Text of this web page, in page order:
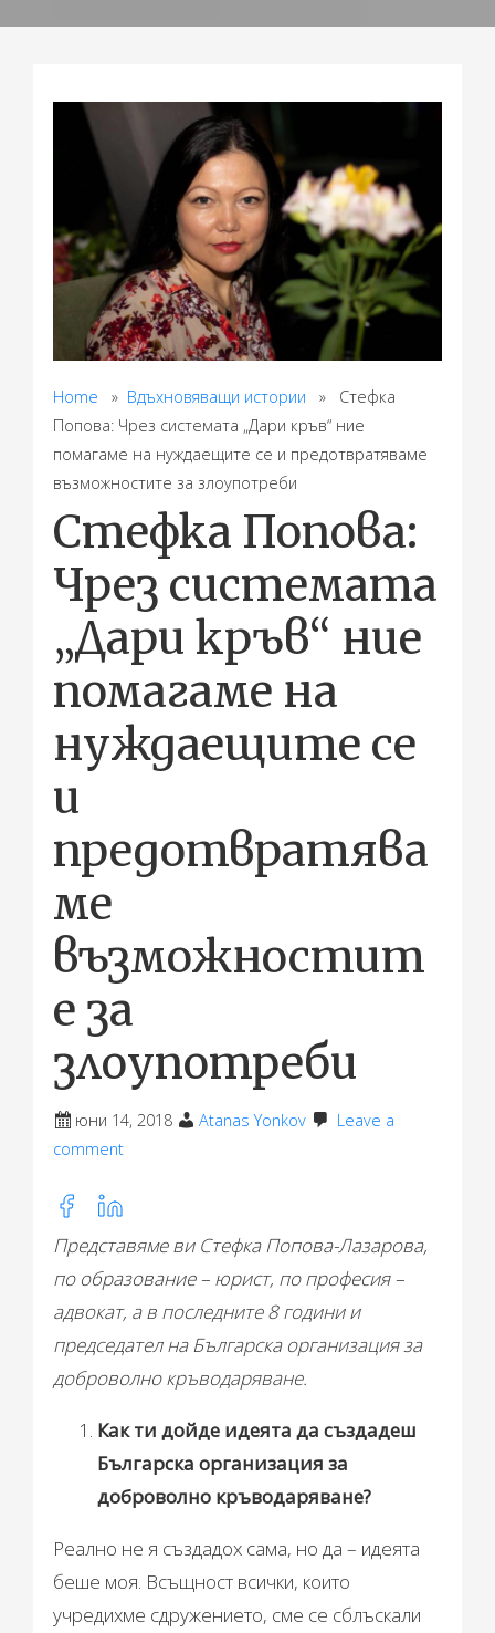
Home » Вдъхновяващи истории » Стефка
Попова: Чрез системата „Дари кръв“ ние
помагаме на нуждаещите се и предотвратяваме
възможностите за злоупотреби
Стефка Попова:
Чрез системата
„Дари кръв“ ние
помагаме на
нуждаещите се
и
предотвратява
ме
възможностит
е за
злоупотреби
юни 14, 2018 Atanas Yonkov
Leave a
comment
Share
this
post
on:
Представяме ви Стефка Попова-Лазарова,
по образование – юрист, по професия –
адвокат, а в последните 8 години и
председател на Българска организация за
доброволно кръводаряване.
Как ти дойде идеята да създадеш
Българска организация за
доброволно кръводаряване?
Реално не я създадох сама, но да – идеята
беше моя. Всъщност всички, които
учредихме сдружението, сме се сблъскали